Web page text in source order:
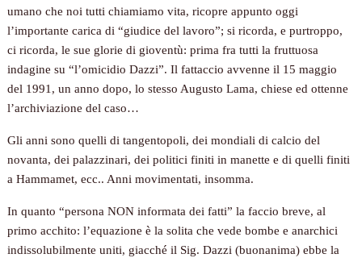
umano che noi tutti chiamiamo vita, ricopre appunto oggi
l’importante carica di “giudice del lavoro”; si ricorda, e purtroppo,
ci ricorda, le sue glorie di gioventù: prima fra tutti la fruttuosa
indagine su “l’omicidio Dazzi”. Il fattaccio avvenne il 15 maggio
del 1991, un anno dopo, lo stesso Augusto Lama, chiese ed ottenne
l’archiviazione del caso…
Gli anni sono quelli di tangentopoli, dei mondiali di calcio del
novanta, dei palazzinari, dei politici finiti in manette e di quelli finiti
a Hammamet, ecc.. Anni movimentati, insomma.
In quanto “persona NON informata dei fatti” la faccio breve, al
primo acchito: l’equazione è la solita che vede bombe e anarchici
indissolubilmente uniti, giacché il Sig. Dazzi (buonanima) ebbe la